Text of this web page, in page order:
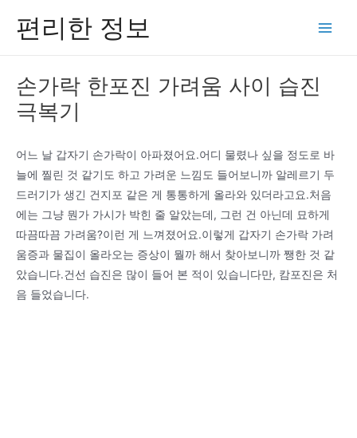
편리한 정보
손가락 한포진 가려움 사이 습진
극복기
어느 날 갑자기 손가락이 아파졌어요.어디 물렸나 싶을 정도로 바
늘에 찔린 것 같기도 하고 가려운 느낌도 들어보니까 알레르기 두
드러기가 생긴 건지포 같은 게 통통하게 올라와 있더라고요.처음
에는 그냥 뭔가 가시가 박힌 줄 알았는데, 그런 건 아닌데 묘하게
따끔따끔 가려움?이런 게 느껴졌어요.이렇게 갑자기 손가락 가려
움증과 물집이 올라오는 증상이 뭘까 해서 찾아보니까 쨍한 것 같
았습니다.건선 습진은 많이 들어 본 적이 있습니다만, 캄포진은 처
음 들었습니다.